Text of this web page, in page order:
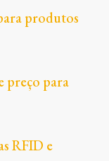
produtos
preço para
RFID e